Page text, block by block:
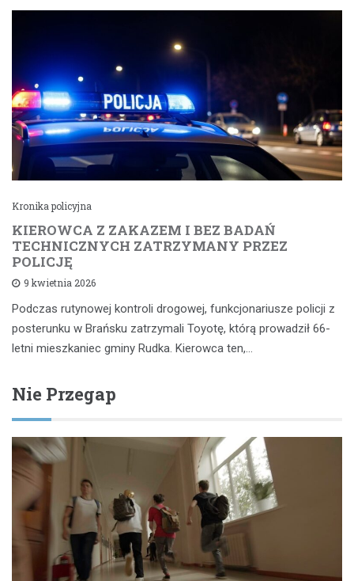
Kronika policyjna
KIEROWCA Z ZAKAZEM I BEZ BADAŃ
TECHNICZNYCH ZATRZYMANY PRZEZ
POLICJĘ
9 kwietnia 2026
Podczas rutynowej kontroli drogowej, funkcjonariusze policji z
posterunku w Brańsku zatrzymali Toyotę, którą prowadził 66-
letni mieszkaniec gminy Rudka. Kierowca ten,…
Nie Przegap